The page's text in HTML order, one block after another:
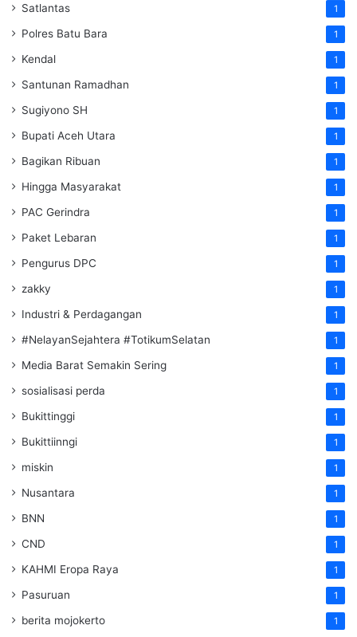
Satlantas 1
Polres Batu Bara 1
Kendal 1
Santunan Ramadhan 1
Sugiyono SH 1
Bupati Aceh Utara 1
Bagikan Ribuan 1
Hingga Masyarakat 1
PAC Gerindra 1
Paket Lebaran 1
Pengurus DPC 1
zakky 1
Industri & Perdagangan 1
#NelayanSejahtera #TotikumSelatan 1
Media Barat Semakin Sering 1
sosialisasi perda 1
Bukittinggi 1
Bukittiinngi 1
miskin 1
Nusantara 1
BNN 1
CND 1
KAHMI Eropa Raya 1
Pasuruan 1
berita mojokerto 1